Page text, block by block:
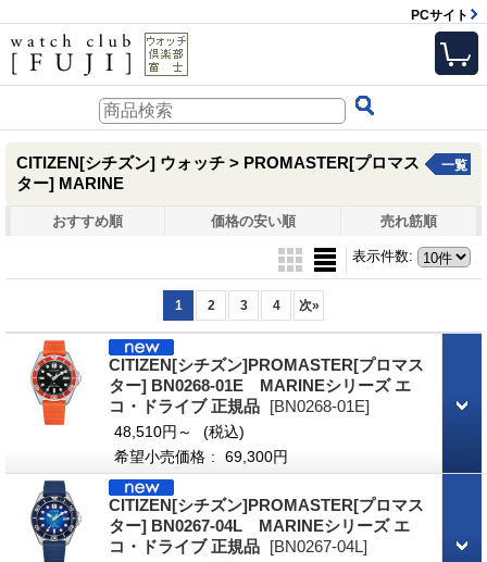
PCサイト
CITIZEN[シチズン] ウォッチ > PROMASTER[プロマス
ター] MARINE
一覧
おすすめ順 価格の安い順 売れ筋順
表示件数:
1 2 3 4 次»
CITIZEN[シチズン]PROMASTER[プロマス
ター] BN0268-01E MARINEシリーズ エ
コ・ドライブ 正規品 [BN0268-01E]
48,510円～
(税込)
希望小売価格 : 69,300円
CITIZEN[シチズン]PROMASTER[プロマス
ター] BN0267-04L MARINEシリーズ エ
コ・ドライブ 正規品 [BN0267-04L]